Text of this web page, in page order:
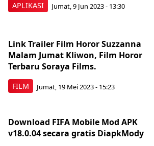
APLIKASI Jumat, 9 Jun 2023 - 13:30
FILM
Link Trailer Film Horor Suzzanna
Malam Jumat Kliwon, Film Horor
Terbaru Soraya Films.
Jumat, 19 Mei 2023 - 15:23
Download FIFA Mobile Mod APK
v18.0.04 secara gratis DiapkMody